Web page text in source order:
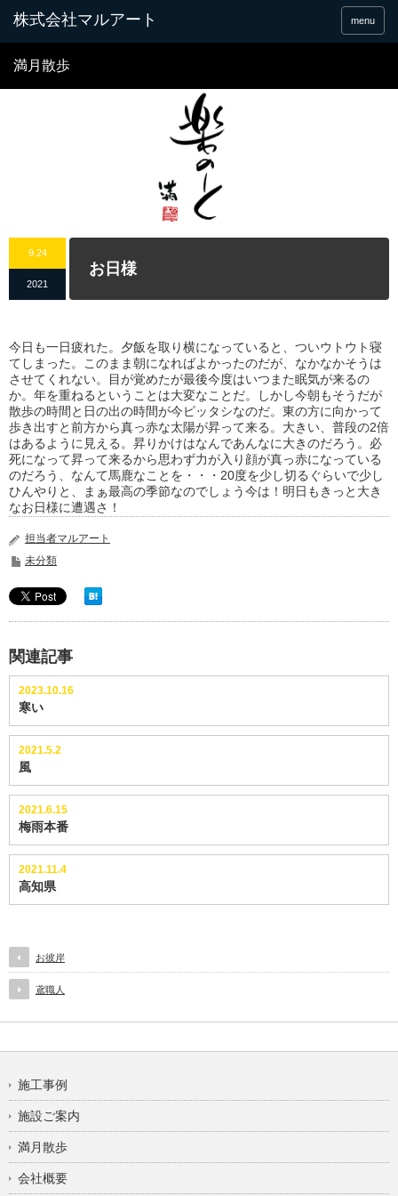
menu
満月散歩
9.24
2021
お日様
今日も一日疲れた。夕飯を取り横になっていると、ついウトウト寝
てしまった。このまま朝になればよかったのだが、なかなかそうは
させてくれない。目が覚めたが最後今度はいつまた眠気が来るの
か。年を重ねるということは大変なことだ。しかし今朝もそうだが
散歩の時間と日の出の時間が今ピッタシなのだ。東の方に向かって
歩き出すと前方から真っ赤な太陽が昇って来る。大きい、普段の2倍
はあるように見える。昇りかけはなんであんなに大きのだろう。必
死になって昇って来るから思わず力が入り顔が真っ赤になっている
のだろう、なんて馬鹿なことを・・・20度を少し切るぐらいで少し
ひんやりと、まぁ最高の季節なのでしょう今は！明日もきっと大き
なお日様に遭遇さ！
担当者マルアート
未分類
関連記事
2023.10.16
寒い
2021.5.2
風
2021.6.15
梅雨本番
2021.11.4
高知県
お彼岸
鳶職人
施工事例
施設ご案内
満月散歩
会社概要